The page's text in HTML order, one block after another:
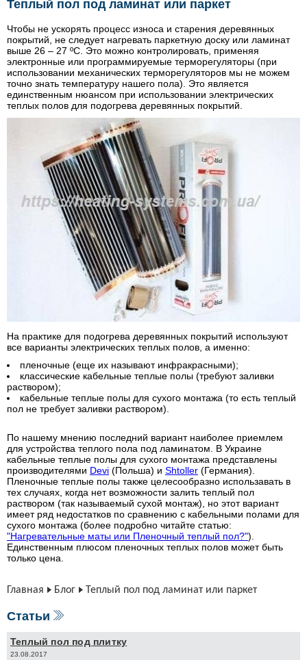
Теплый пол под ламинат или паркет
Чтобы не ускорять процесс износа и старения деревянных
покрытий, не следует нагревать паркетную доску или ламинат
выше 26 – 27 ºС. Это можно контролировать, применяя
электронные или программируемые терморегуляторы (при
использовании механических терморегуляторов мы не можем
точно знать температуру нашего пола). Это является
единственным нюансом при использовании электрических
теплых полов для подогрева деревянных покрытий.
На практике для подогрева деревянных покрытий используют
все варианты электрических теплых полов, а именно:
пленочные (еще их называют инфракрасными);
классические кабельные теплые полы (требуют заливки
раствором);
кабельные теплые полы для сухого монтажа (то есть теплый
пол не требует заливки раствором).
По нашему мнению последний вариант наиболее приемлем
для устройства теплого пола под ламинатом. В Украине
кабельные теплые полы для сухого монтажа представлены
производителями Devi (Польша) и Shtoller (Германия).
Пленочные теплые полы также целесообразно использавать в
тех случаях, когда нет возможности залить теплый пол
раствором (так называемый сухой монтаж), но этот вариант
имеет ряд недостатков по сравнению с кабельными полами для
сухого монтажа (более подробно читайте статью:
"Нагревательные маты или Пленочный теплый пол?").
Единственным плюсом пленочных теплых полов может быть
только цена.
Главная Блог Теплый пол под ламинат или паркет
Статьи
Теплый пол под плитку
23.08.2017